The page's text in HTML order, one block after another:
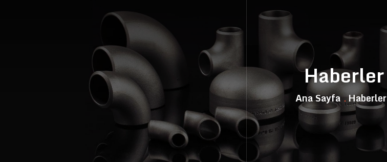
Haberler
Ana Sayfa Haberler